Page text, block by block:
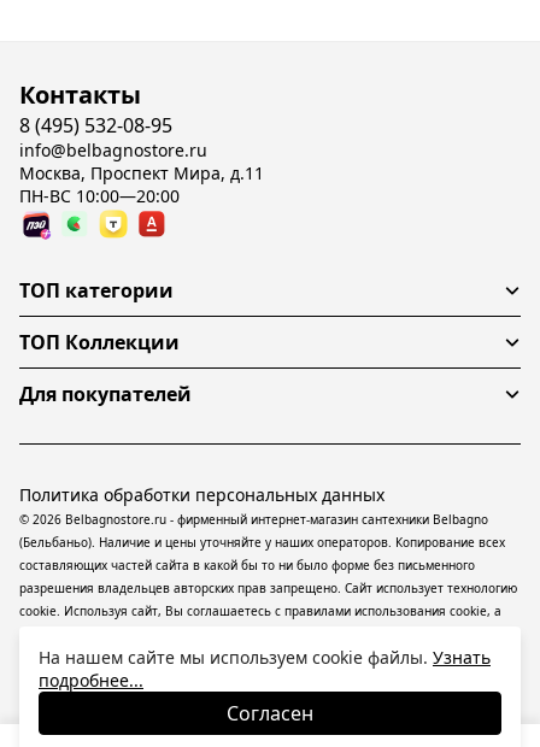
Контакты
8 (495) 532-08-95
info@belbagnostore.ru
Москва, Проспект Мира, д.11
ПН-ВС 10:00—20:00
ТОП категории
ТОП Коллекции
Для покупателей
© 2026 Belbagnostore.ru - фирменный интернет-магазин сантехники Belbagno
(Бельбаньо). Наличие и цены уточняйте у наших операторов. Копирование всех
составляющих частей сайта в какой бы то ни было форме без письменного
разрешения владельцев авторских прав запрещено. Сайт использует технологию
cookie. Используя сайт, Вы соглашаетесь с правилами использования cookie, а
ресурсе применяютсярекомендательные технологии(информационные
технологии предоставления информации на основе сбора, систематизации и
анализа сведений, относящихся к предпочтениям пользователей сети
«Интернет», находящихся на территории Российской Федерации).
Политика обработки персональных данных
На нашем сайте мы используем cookie файлы. Узнать
подробнее...
Согласен